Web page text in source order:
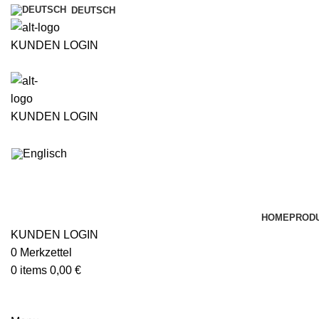
DEUTSCH
KUNDEN LOGIN
KUNDEN LOGIN
HOME
KUNDEN LOGIN
0 Merkzettel
0 items 0,00 €